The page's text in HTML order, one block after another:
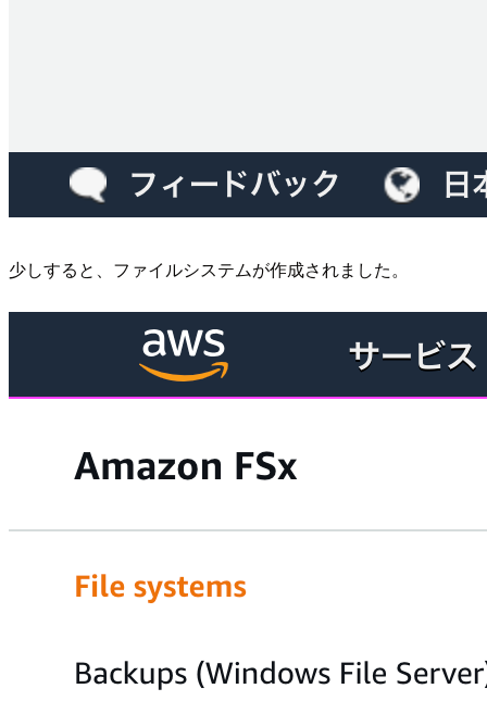
少しすると、ファイルシステムが作成されました。